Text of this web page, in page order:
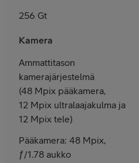
256 Gt
Kamera
Ammattitason
kamerajärjestelmä
(48 Mpix pääkamera,
12 Mpix ultra­laajakulma ja
12 Mpix tele)
Pääkamera: 48 Mpix,
ƒ/1.78 aukko